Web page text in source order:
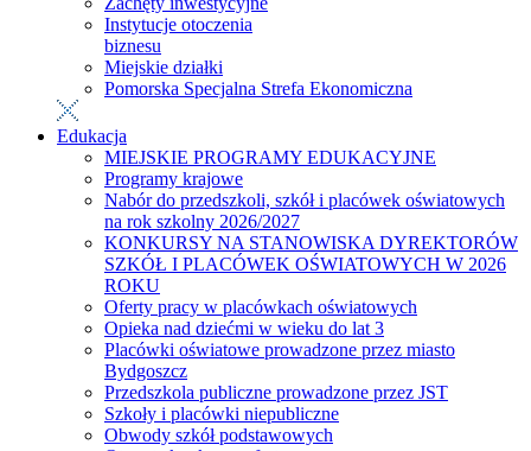
Instytucje otoczenia
biznesu
Miejskie działki
Pomorska Specjalna Strefa Ekonomiczna
Edukacja
MIEJSKIE PROGRAMY EDUKACYJNE
Programy krajowe
Nabór do przedszkoli, szkół i placówek oświatowych
na rok szkolny 2026/2027
KONKURSY NA STANOWISKA DYREKTORÓW
SZKÓŁ I PLACÓWEK OŚWIATOWYCH W 2026
ROKU
Oferty pracy w placówkach oświatowych
Opieka nad dziećmi w wieku do lat 3
Placówki oświatowe prowadzone przez miasto
Bydgoszcz
Przedszkola publiczne prowadzone przez JST
Szkoły i placówki niepubliczne
Obwody szkół podstawowych